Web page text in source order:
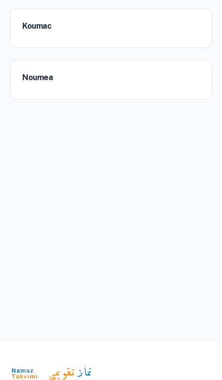
Koumac
Noumea